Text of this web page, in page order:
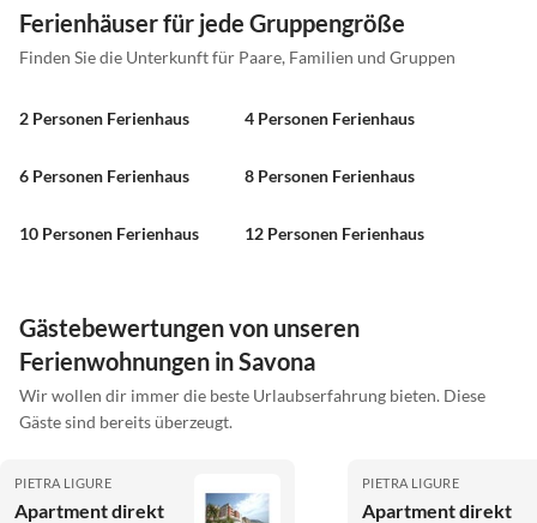
Ferienhäuser für jede Gruppengröße
Finden Sie die Unterkunft für Paare, Familien und Gruppen
2 Personen Ferienhaus 4 Personen Ferienhaus
6 Personen Ferienhaus 8 Personen Ferienhaus
10 Personen Ferienhaus 12 Personen Ferienhaus
Gästebewertungen von unseren
Ferienwohnungen in Savona
Wir wollen dir immer die beste Urlaubserfahrung bieten. Diese
Gäste sind bereits überzeugt.
PIETRA LIGURE
Apartment direkt
PIETRA LIGURE
Apartment direkt